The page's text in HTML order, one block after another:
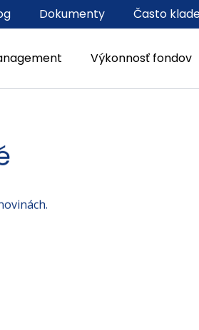
Výkonnosť fondov
Dokumenty Často